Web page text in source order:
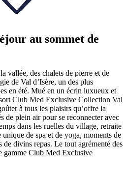
au sommet de
vallée, des chalets de pierre et de
de Val d’Isère, un des plus
en été. Mué en un écrin luxueux et
Club Med Exclusive Collection Val
à tous les plaisirs qu’offre la
de plein air pour se reconnecter avec
dans les ruelles du village, retraite
de spa et de yoga, moments de
de divins repas. Le tout agrémenté des
gamme Club Med Exclusive